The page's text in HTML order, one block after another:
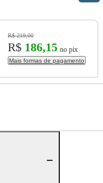
R$ 219,00
R$ 186,15 no pix
Mais formas de pagamento